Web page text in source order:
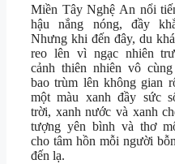
Miền Tây Nghệ An nổi
hậu nắng nóng, đầy
Nhưng khi đến đây, du
reo lên vì ngạc nhiên
cảnh thiên nhiên vô
bao trùm lên không gian
một màu xanh đầy sức
trời, xanh nước và xanh
tượng yên bình và thơ
cho tâm hồn mỗi người
đến lạ.